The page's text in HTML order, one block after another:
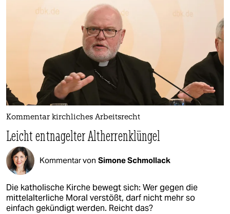
Kommentar kirchliches Arbeitsrecht
Leicht entnagelter Altherrenklüngel
Kommentar von Simone Schmollack
Die katholische Kirche bewegt sich: Wer gegen die
mittelalterliche Moral verstößt, darf nicht mehr so
einfach gekündigt werden. Reicht das?